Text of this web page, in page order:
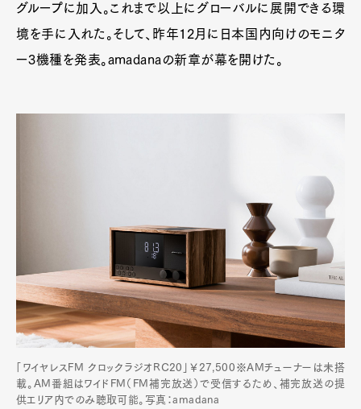
グループに加入。これまで以上にグローバルに展開できる環
境を手に入れた。そして、昨年12月に日本国内向けのモニタ
ー3機種を発表。amadanaの新章が幕を開けた。
「ワイヤレスFM クロックラジオRC20」￥27,500※AMチューナーは未搭
載。AM番組はワイドFM（FM補完放送）で受信するため、補完放送の提
供エリア内でのみ聴取可能。写真：amadana